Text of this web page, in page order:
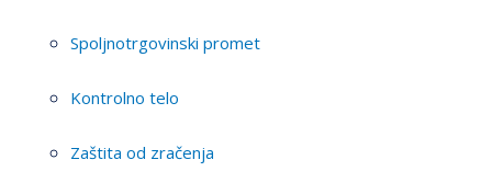
Spoljnotrgovinski promet
Kontrolno telo
Zaštita od zračenja